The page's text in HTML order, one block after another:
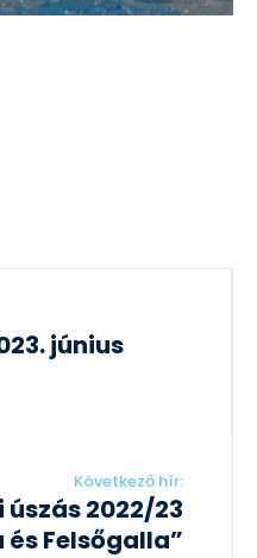
június
Következő hír:
úszás 2022/23
Felsőgalla”